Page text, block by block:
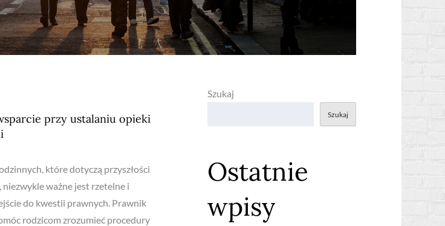
przy ustalaniu opieki
które dotyczą przyszłości
niezwykle ważne jest rzetelne i
do kwestii prawnych. Prawnik
rodzicom zrozumieć procedury
Szukaj
Szukaj
Ostatnie
wpisy